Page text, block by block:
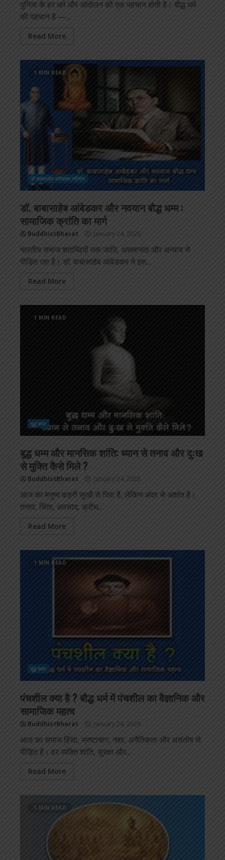
दुनिया के हर धर्म और आंदोलन की एक पहचान होती है। बौद्ध धर्म
की पहचान है —...
Read More
1 MIN READ
डॉ बाबासाहेब आंबेडकर स्पीचेस
डॉ. बाबासाहेब आंबेडकर और नवयान बौद्ध धम्म :
सामाजिक क्रांति का मार्ग
BuddhistBharat January 24, 2026
भारतीय समाज शताब्दियों तक जाति, असमानता और अन्याय से
पीड़ित रहा है। डॉ. बाबासाहेब आंबेडकर ने इस...
Read More
1 MIN READ
बुद्ध कथा
बुद्ध धम्म और मानसिक शांति: ध्यान से तनाव और दुःख
से मुक्ति कैसे मिले ?
BuddhistBharat January 24, 2026
आज का मनुष्य बाहरी सुखों से घिरा है, लेकिन अंदर से अशांत है।
तनाव, चिंता, अवसाद, क्रोध...
Read More
1 MIN READ
बुद्ध कथा
पंचशील क्या है ? बौद्ध धर्म में पंचशील का वैज्ञानिक और
सामाजिक महत्व
BuddhistBharat January 24, 2026
आज का समाज हिंसा, भ्रष्टाचार, नशा, अनैतिकता और असंतोष से
पीड़ित है। हर व्यक्ति शांति, सुरक्षा और...
Read More
1 MIN READ